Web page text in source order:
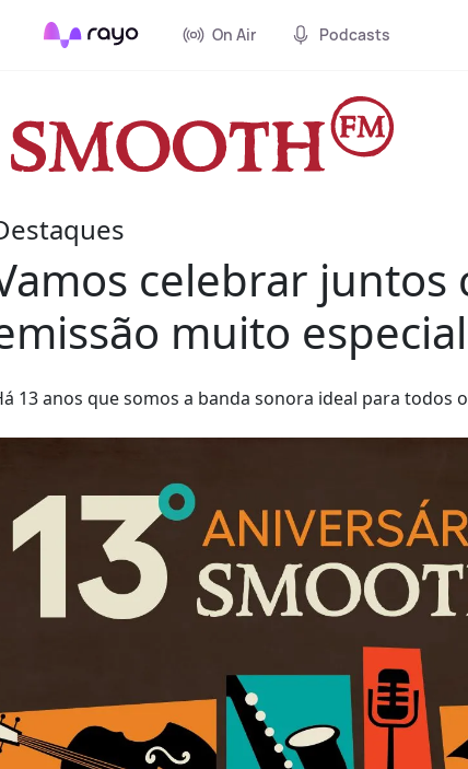
On Air Podcasts
celebrar juntos
muito
13 anos que somos a banda sonora ideal para todos